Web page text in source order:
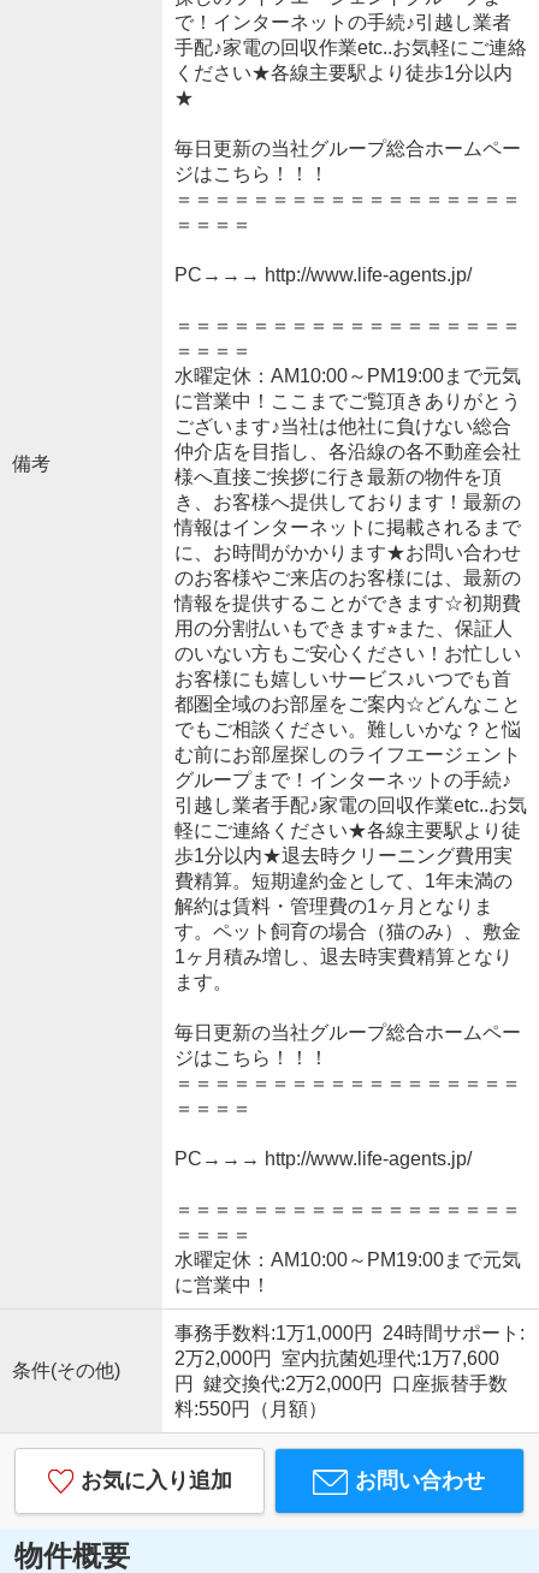
備考
で！インターネットの手続♪引越し業者
手配♪家電の回収作業etc..お気軽にご連絡
ください★各線主要駅より徒歩1分以内
★
毎日更新の当社グループ総合ホームペー
ジはこちら！！！
＝＝＝＝＝＝＝＝＝＝＝＝＝＝＝＝＝＝
＝＝＝＝
PC→→→ http://www.life-agents.jp/
＝＝＝＝＝＝＝＝＝＝＝＝＝＝＝＝＝＝
＝＝＝＝
水曜定休：AM10:00～PM19:00まで元気
に営業中！ここまでご覧頂きありがとう
ございます♪当社は他社に負けない総合
仲介店を目指し、各沿線の各不動産会社
様へ直接ご挨拶に行き最新の物件を頂
き、お客様へ提供しております！最新の
情報はインターネットに掲載されるまで
に、お時間がかかります★お問い合わせ
のお客様やご来店のお客様には、最新の
情報を提供することができます☆初期費
用の分割払いもできます⭐︎また、保証人
のいない方もご安心ください！お忙しい
お客様にも嬉しいサービス♪いつでも首
都圏全域のお部屋をご案内☆どんなこと
でもご相談ください。難しいかな？と悩
む前にお部屋探しのライフエージェント
グループまで！インターネットの手続♪
引越し業者手配♪家電の回収作業etc..お気
軽にご連絡ください★各線主要駅より徒
歩1分以内★退去時クリーニング費用実
費精算。短期違約金として、1年未満の
解約は賃料・管理費の1ヶ月となりま
す。ペット飼育の場合（猫のみ）、敷金
1ヶ月積み増し、退去時実費精算となり
ます。
毎日更新の当社グループ総合ホームペー
ジはこちら！！！
＝＝＝＝＝＝＝＝＝＝＝＝＝＝＝＝＝＝
＝＝＝＝
PC→→→ http://www.life-agents.jp/
＝＝＝＝＝＝＝＝＝＝＝＝＝＝＝＝＝＝
＝＝＝＝
水曜定休：AM10:00～PM19:00まで元気
に営業中！
条件(その他)
事務手数料:1万1,000円 24時間サポート:
2万2,000円 室内抗菌処理代:1万7,600
円 鍵交換代:2万2,000円 口座振替手数
料:550円（月額）
お気に入り追加 お問い合わせ
物件概要